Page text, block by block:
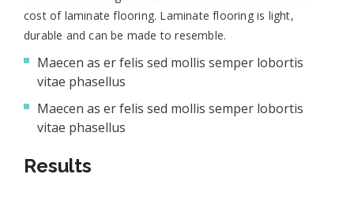
cost of laminate flooring. Laminate flooring is light,
durable and can be made to resemble.
Maecen as er felis sed mollis semper lobortis
vitae phasellus
Maecen as er felis sed mollis semper lobortis
vitae phasellus
Results